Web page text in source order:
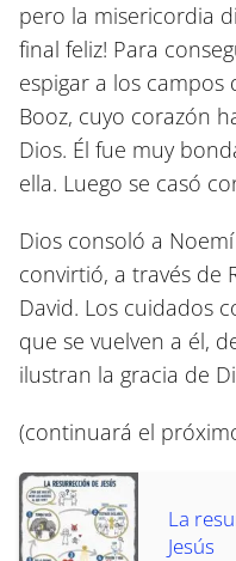
pero la misericordia
final feliz! Para
espigar a los
Booz, cuyo corazón
Dios. Él fue muy
ella. Luego se casó
Dios consoló a
convirtió, a través de
David. Los cuidados
que se vuelven a él,
ilustran la gracia de
(continuará el
La
Jesús